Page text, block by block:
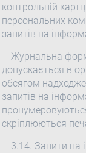
контрольній
персональних
запитів на
Журнальна
допускається в
обсягом
запитів на
скріплюються
3.14. Запити на